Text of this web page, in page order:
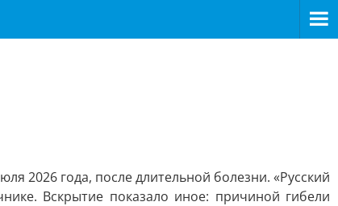
2026 года, после длительной болезни. «Русский
Вскрытие показало иное: причиной гибели